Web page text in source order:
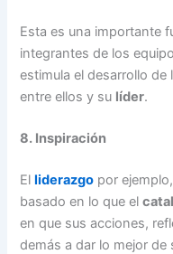
Esta es una importante
integrantes de los
estimula el desarrollo
entre ellos y su líder.
8. Inspiración
Elliderazgo por
basado en lo que el
en que sus acciones,
demás a dar lo mejor